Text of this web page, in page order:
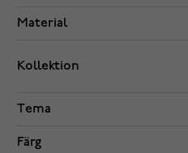
Material
Kollektion
Tema
Färg